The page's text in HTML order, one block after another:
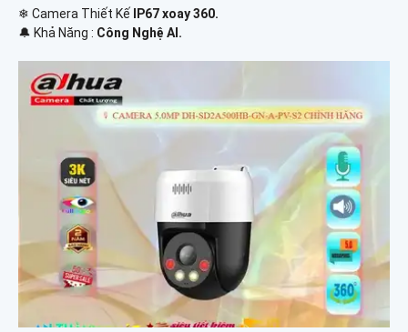
❄ Camera Thiết Kế
IP67 xoay 360.
️🔔 Khả Năng : Công Nghệ AI.